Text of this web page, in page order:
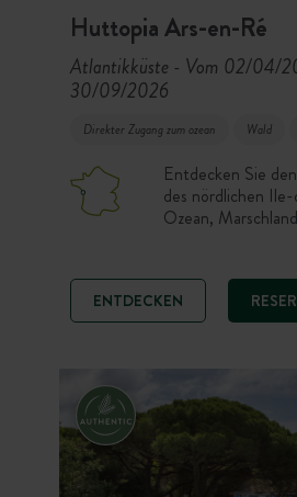
Huttopia Ars-en-Ré
Atlantikküste - Vom 02/04/
30/09/2026
Direkter Zugang zum ozean Wald
Entdecken Sie
des nördlichen
Ozean,
Liebhaber finden
Zeltunterkünften
den perfekten Ort
kleines geheimes
Spitze der Ile de Ré!
ENTDECKEN